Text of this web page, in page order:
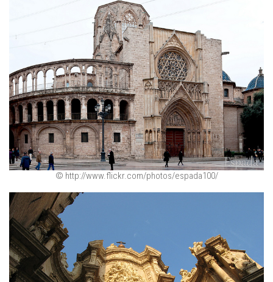
© http://www.flickr.com/photos/espada100/